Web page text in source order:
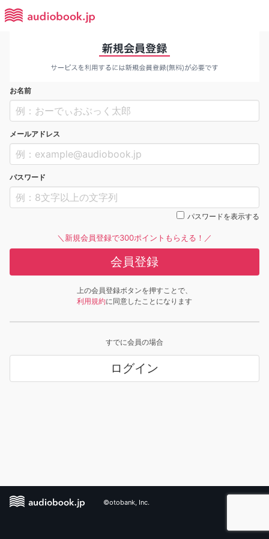
お名前
メールアドレス
パスワード
パスワードを表示する
＼新規会員登録で300ポイントもらえる！／
会員登録
上の会員登録ボタンを押すことで、
利用規約に同意したことになります
すでに会員の場合
ログイン
©otobank, Inc.